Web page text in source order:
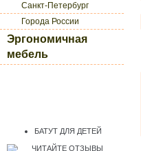
Санкт-Петербург
Города России
Эргономичная
мебель
БАТУТ ДЛЯ ДЕТЕЙ